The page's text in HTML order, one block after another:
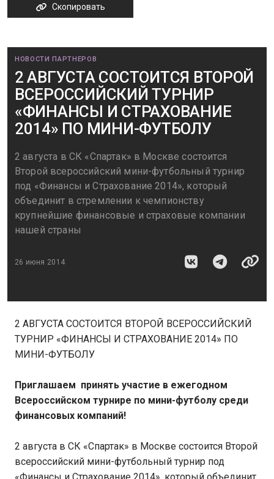
Скопировать
НОВОСТИ ПАРТНЕРОВ
2 АВГУСТА СОСТОИТСЯ ВТОРОЙ
ВСЕРОССИЙСКИЙ ТУРНИР
«ФИНАНСЫ И СТРАХОВАНИЕ
2014» ПО МИНИ-ФУТБОЛУ
2 августа в СК «Спартак» в Москве состоится
Второй всероссийский мини-футбольный турнир
под «Финансы и Страхование 2014», который
объединит в стремлении к чемпионству
крупнейшие финансовые и страховые компании
нашей страны
26 июня 2014
2 АВГУСТА СОСТОИТСЯ ВТОРОЙ ВСЕРОССИЙСКИЙ
ТУРНИР «ФИНАНСЫ И СТРАХОВАНИЕ 2014» ПО
МИНИ-ФУТБОЛУ
Приглашаем принять участие в ежегодном
Всероссийском турнире по мини-футболу среди
финансовых компаний!
2 августа в СК «Спартак» в Москве состоится Второй
всероссийский мини-футбольный турнир под